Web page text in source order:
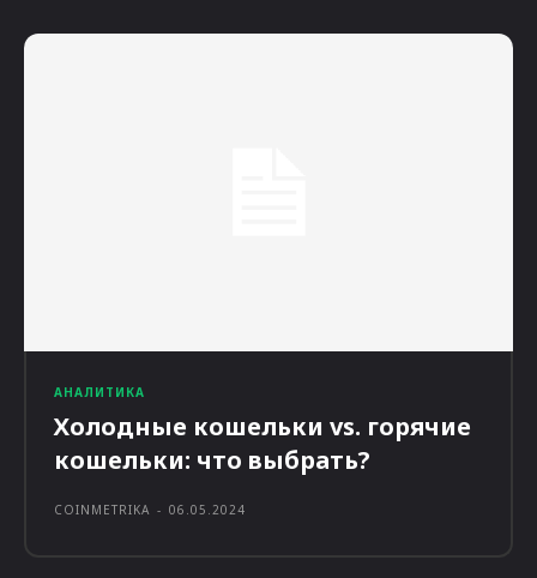
АНАЛИТИКА
Холодные кошельки vs. горячие
кошельки: что выбрать?
COINMETRIKA - 06.05.2024